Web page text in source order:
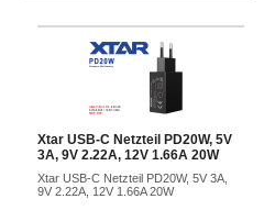
Xtar USB-C Netzteil PD20W, 5V
3A, 9V 2.22A, 12V 1.66A 20W
Xtar USB-C Netzteil PD20W, 5V 3A,
9V 2.22A, 12V 1.66A 20W